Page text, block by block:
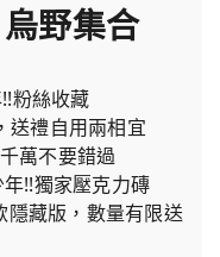
野集合
粉絲收藏
禮自用兩相宜
萬不要錯過
!!獨家壓克力磚
隱藏版，數量有限送